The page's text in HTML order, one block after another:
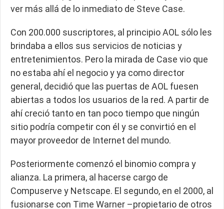
ver más allá de lo inmediato de Steve Case.
Con 200.000 suscriptores, al principio AOL sólo les
brindaba a ellos sus servicios de noticias y
entretenimientos. Pero la mirada de Case vio que
no estaba ahí el negocio y ya como director
general, decidió que las puertas de AOL fuesen
abiertas a todos los usuarios de la red. A partir de
ahí creció tanto en tan poco tiempo que ningún
sitio podría competir con él y se convirtió en el
mayor proveedor de Internet del mundo.
Posteriormente comenzó el binomio compra y
alianza. La primera, al hacerse cargo de
Compuserve y Netscape. El segundo, en el 2000, al
fusionarse con Time Warner –propietario de otros